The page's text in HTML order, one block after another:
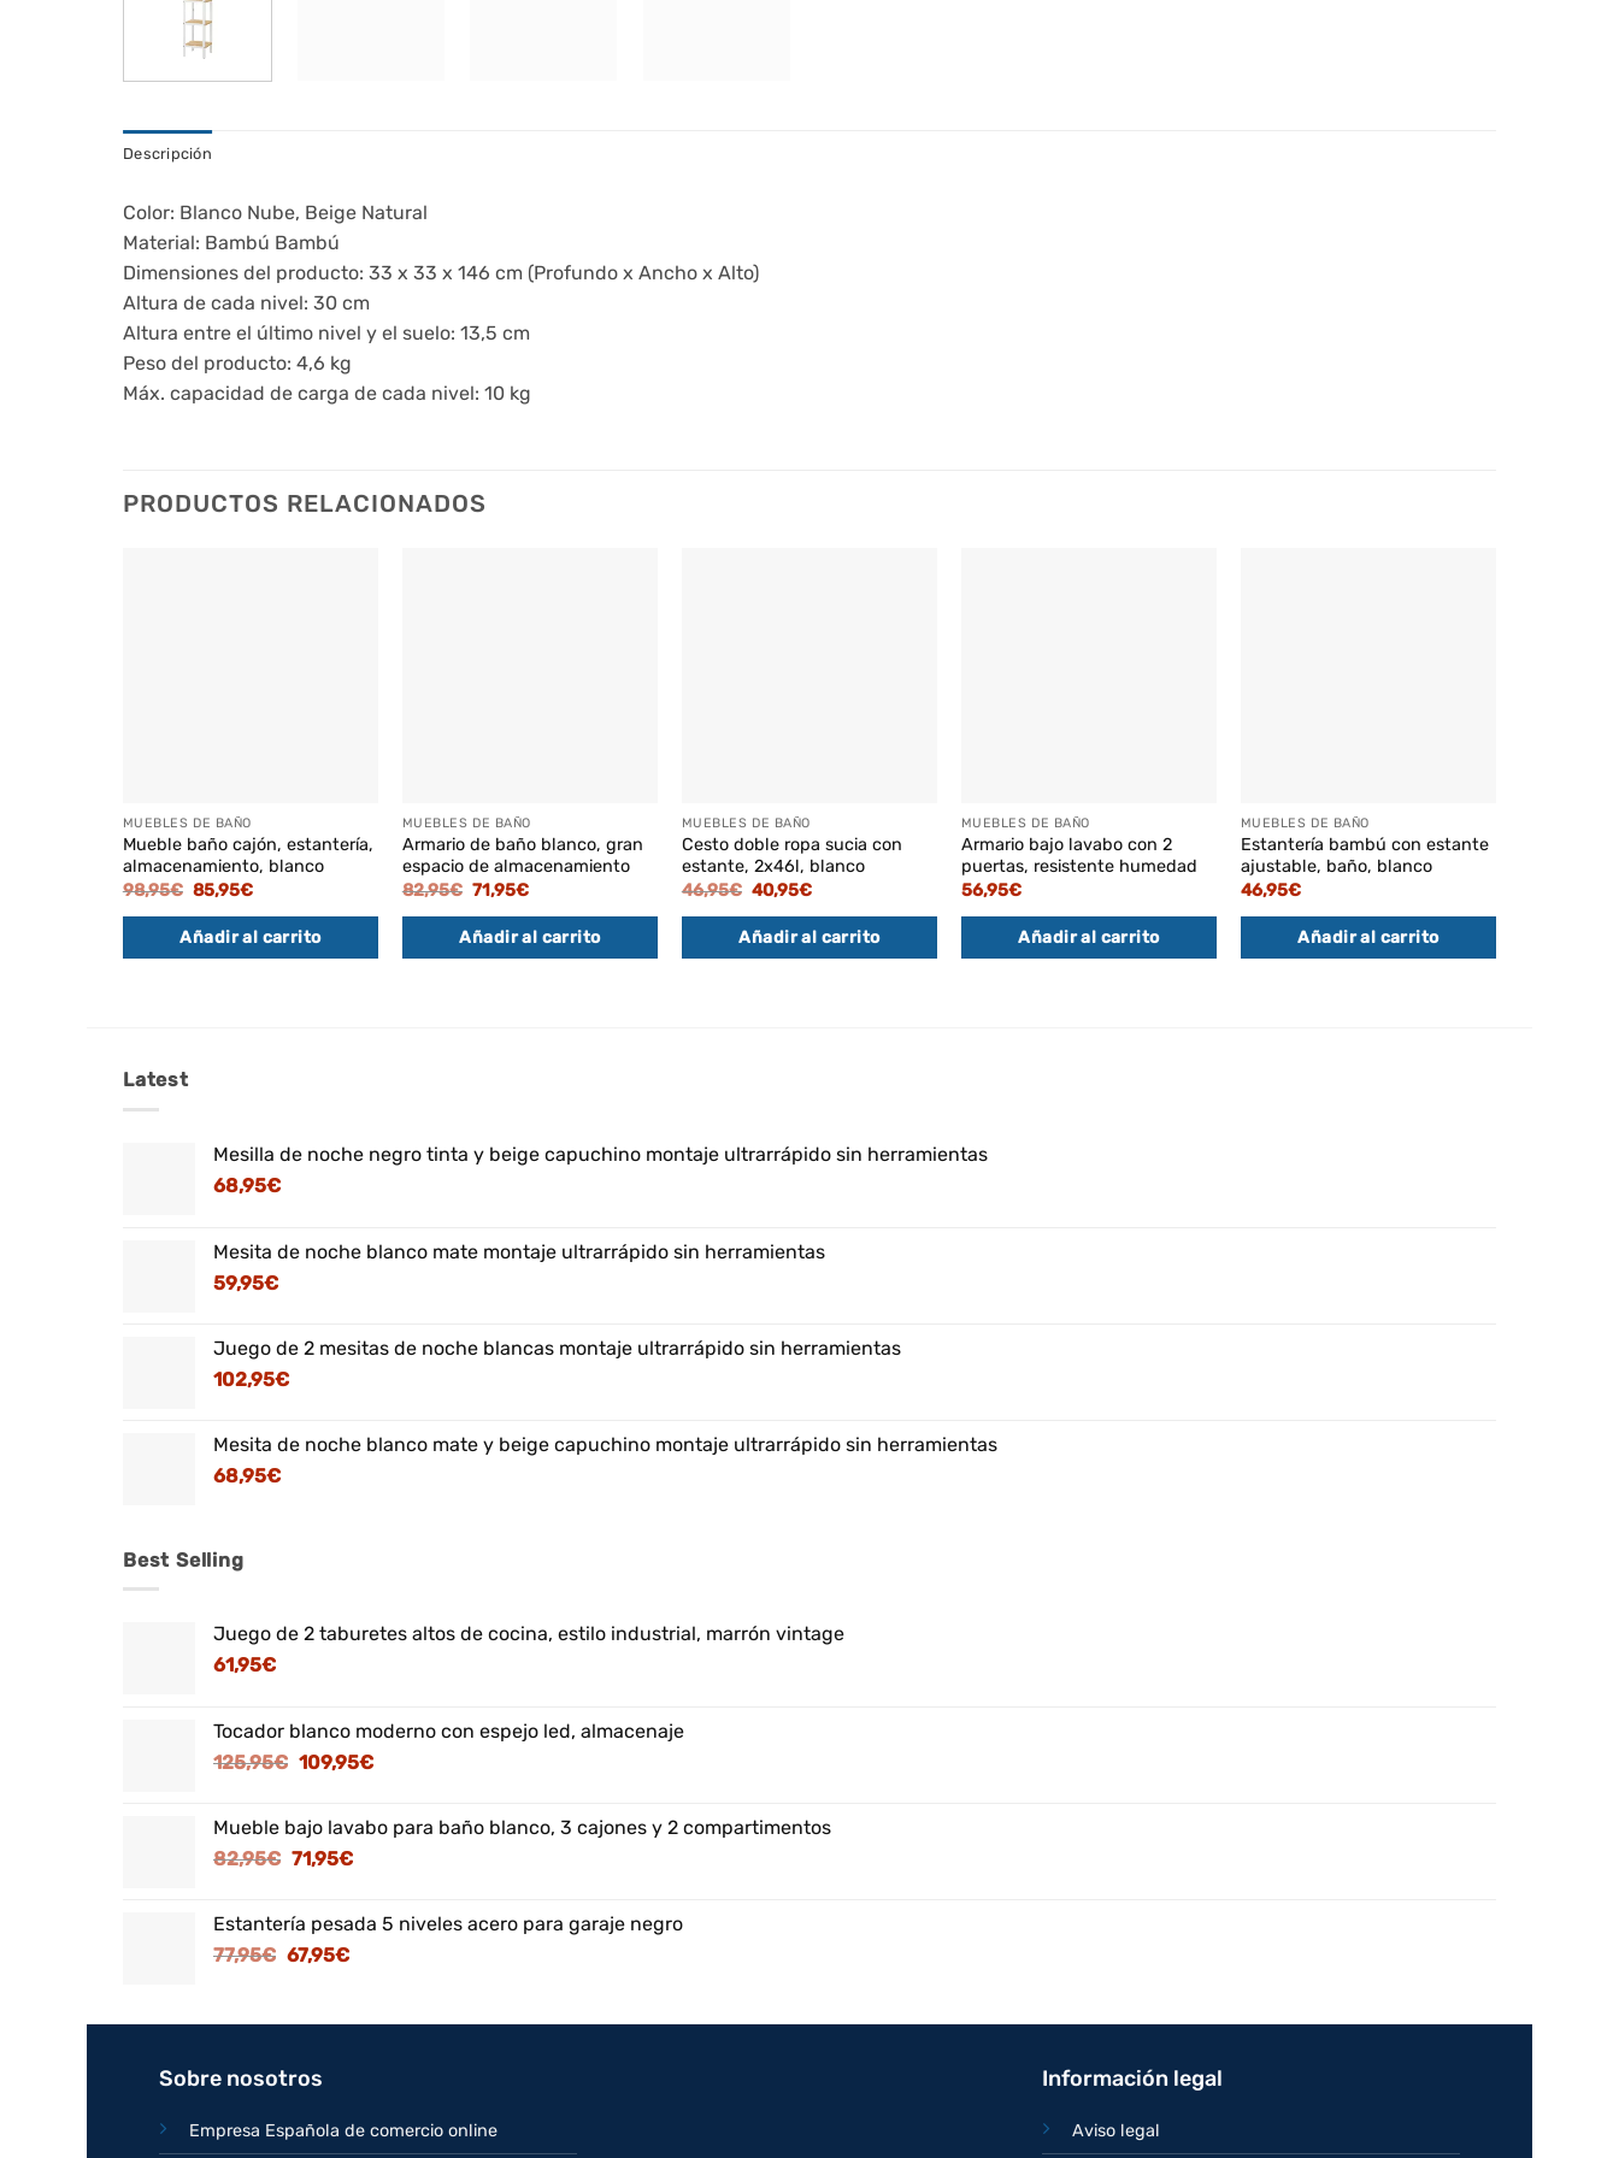
Descripción
Color: Blanco Nube, Beige Natural
Material: Bambú Bambú
Dimensiones del producto: 33 x 33 x 146 cm (Profundo x Ancho x Alto)
Altura de cada nivel: 30 cm
Altura entre el último nivel y el suelo: 13,5 cm
Peso del producto: 4,6 kg
Máx. capacidad de carga de cada nivel: 10 kg
PRODUCTOS RELACIONADOS
MUEBLES DE BAÑO
Mueble baño cajón, estantería,
almacenamiento, blanco
98,95€ El
original
era:
98,95€.
85,95€El
actual
es:
85,95€.
Añadir al carrito
MUEBLES DE BAÑO
Armario de baño blanco, gran
espacio de almacenamiento
82,95€ El
original
era:
82,95€.
71,95€El
actual
es:
71,95€.
Añadir al carrito
MUEBLES DE BAÑO
Cesto doble ropa sucia con
estante, 2x46l, blanco
46,95€ El
original
era:
46,95€.
40,95€El
actual
es:
40,95€.
Añadir al carrito
MUEBLES DE BAÑO
Armario bajo lavabo con 2
puertas, resistente humedad
56,95€
Añadir al carrito
MUEBLES DE BAÑO
Estantería bambú con estante
ajustable, baño, blanco
46,95€
Añadir al carrito
Latest
Mesilla de noche negro tinta y beige capuchino montaje ultrarrápido sin herramientas
68,95€
Mesita de noche blanco mate montaje ultrarrápido sin herramientas
59,95€
Juego de 2 mesitas de noche blancas montaje ultrarrápido sin herramientas
102,95€
Mesita de noche blanco mate y beige capuchino montaje ultrarrápido sin herramientas
68,95€
Best Selling
Juego de 2 taburetes altos de cocina, estilo industrial, marrón vintage
61,95€
Tocador blanco moderno con espejo led, almacenaje
125,95€ El
era:
125,95€.
109,95€El
es:
Mueble bajo lavabo para baño blanco, 3 cajones y 2 compartimentos
82,95€ El
era:
82,95€.
71,95€El
es:
Estantería pesada 5 niveles acero para garaje negro
77,95€ El
era:
67,95€El
es:
Sobre nosotros
Empresa Española de comercio online
Información legal
Aviso legal